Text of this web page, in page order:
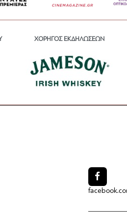
ΧΟΡΗΓΟΣ ΕΚΔΗΛΩΣΕΩΝ